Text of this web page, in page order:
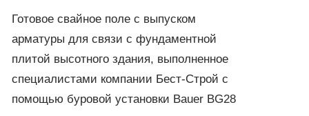
Готовое свайное поле с выпуском
арматуры для связи с фундаментной
плитой высотного здания, выполненное
специалистами компании Бест-Строй с
помощью буровой установки Bauer BG28